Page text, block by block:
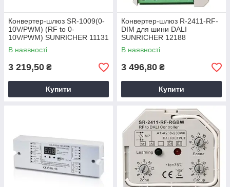
Конвертер-шлюз SR-1009(0-
10V/PWM) (RF to 0-
10V/PWM) SUNRICHER 11131
В наявності
3 219,50 ₴
Купити
Конвертер-шлюз R-2411-RF-
DIM для шини DALI
SUNRICHER 12188
В наявності
3 496,80 ₴
Купити